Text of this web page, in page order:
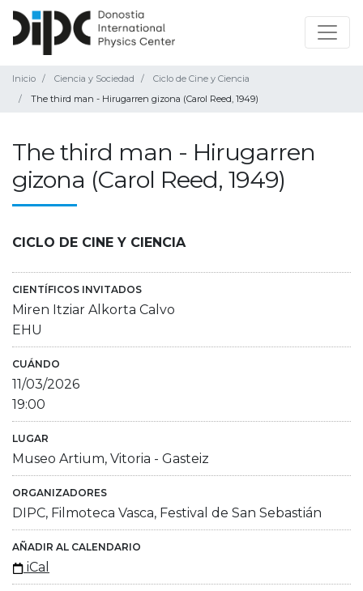
Inicio Ciencia y Sociedad
Ciclo de Cine y Ciencia
The third man - Hirugarren gizona (Carol Reed, 1949)
The third man - Hirugarren
gizona (Carol Reed, 1949)
CICLO DE CINE Y CIENCIA
CIENTÍFICOS INVITADOS
Miren Itziar Alkorta Calvo
EHU
CUÁNDO
11/03/2026
19:00
LUGAR
Museo Artium, Vitoria - Gasteiz
ORGANIZADORES
DIPC, Filmoteca Vasca, Festival de San Sebastián
AÑADIR AL CALENDARIO
iCal